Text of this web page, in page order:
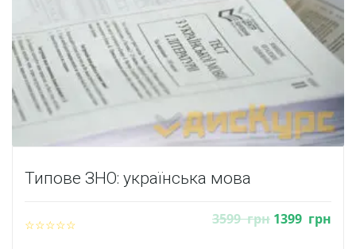
Типове ЗНО: українська мова
3599грн 1399 грн